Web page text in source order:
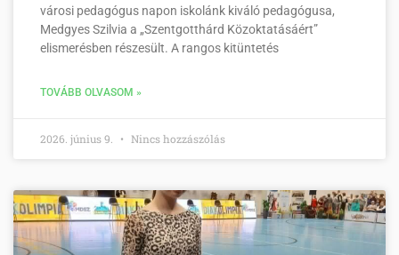
városi pedagógus napon iskolánk kiváló pedagógusa,
Medgyes Szilvia a „Szentgotthárd Közoktatásáért”
elismerésben részesült. A rangos kitüntetés
TOVÁBB OLVASOM »
2026. június 9. Nincs hozzászólás